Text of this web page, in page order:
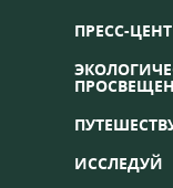
ПРЕСС-
ИССЛЕДУЙ